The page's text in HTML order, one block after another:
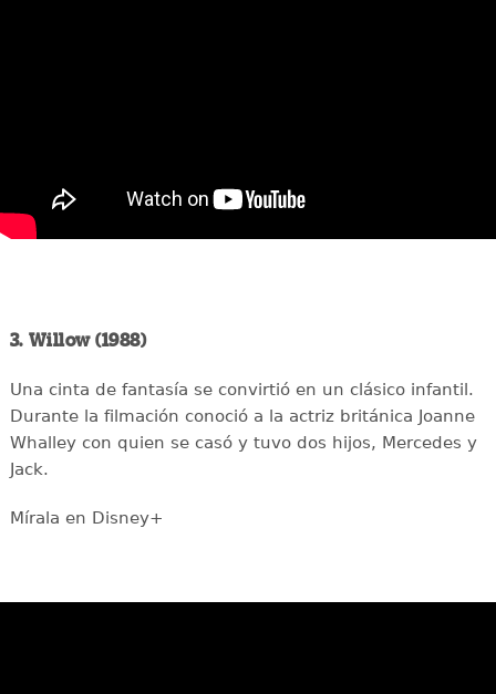
3. Willow (1988)
Una cinta de fantasía se convirtió en un clásico infantil.
Durante la filmación conoció a la actriz británica Joanne
Whalley con quien se casó y tuvo dos hijos, Mercedes y
Jack.
Mírala en Disney+